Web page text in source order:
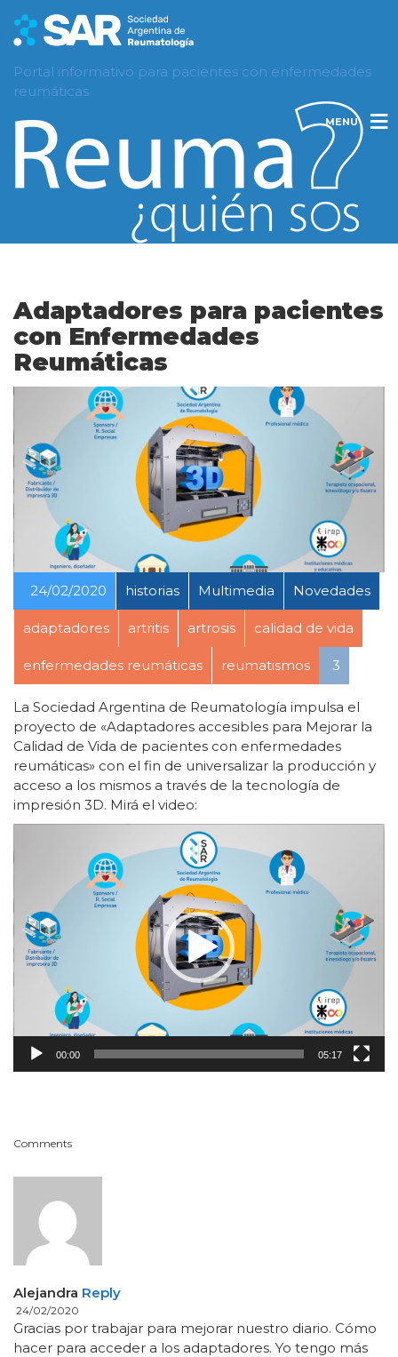
Portal informativo para pacientes con enfermedades
reumáticas
MENU
Adaptadores para pacientes
con Enfermedades
Reumáticas
24/02/2020 historias Multimedia Novedades
adaptadores artritis artrosis calidad de vida
enfermedades reumáticas reumatismos 3
La Sociedad Argentina de Reumatología impulsa el
proyecto de «Adaptadores accesibles para Mejorar la
Calidad de Vida de pacientes con enfermedades
reumáticas» con el fin de universalizar la producción y
acceso a los mismos a través de la tecnología de
impresión 3D. Mirá el video:
de
00:00 05:17
Comments
Alejandra Reply
24/02/2020
Gracias por trabajar para mejorar nuestro diario. Cómo
hacer para acceder a los adaptadores. Yo tengo más